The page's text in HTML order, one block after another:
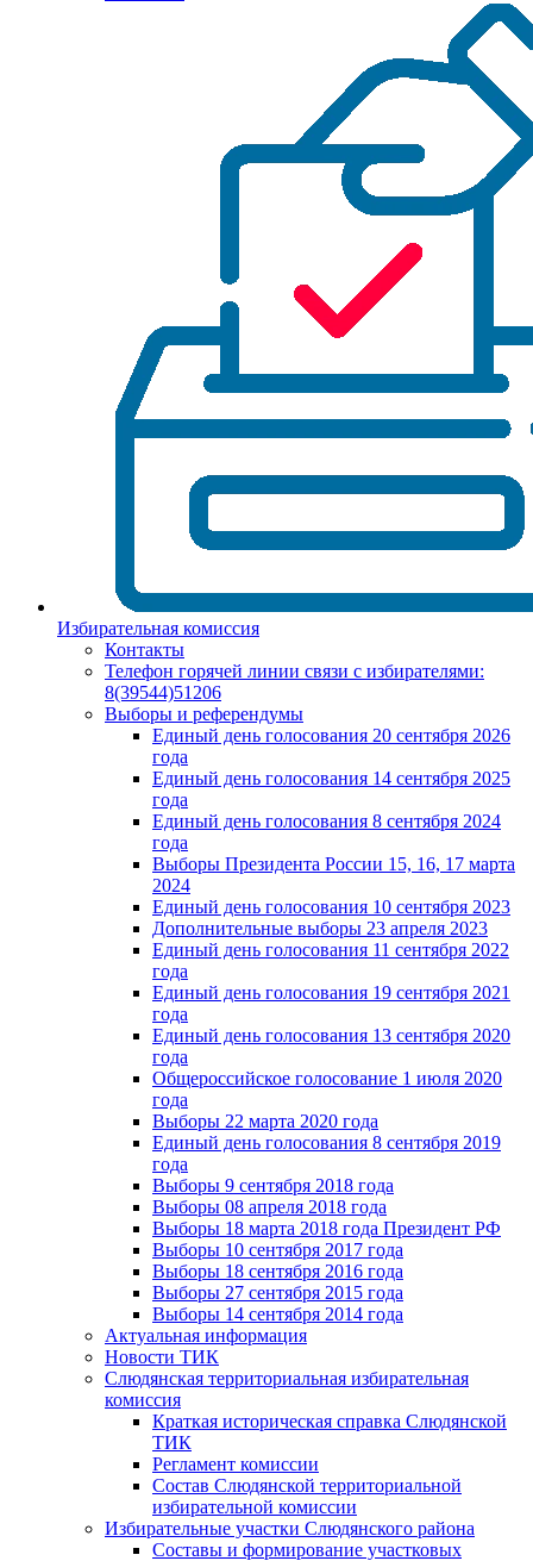
Избирательная комиссия
Контакты
Телефон горячей линии связи с избирателями:
8(39544)51206
Выборы и референдумы
Единый день голосования 20 сентября 2026
года
Единый день голосования 14 сентября 2025
года
Единый день голосования 8 сентября 2024
года
Выборы Президента России 15, 16, 17 марта
2024
Единый день голосования 10 сентября 2023
Дополнительные выборы 23 апреля 2023
Единый день голосования 11 сентября 2022
года
Единый день голосования 19 сентября 2021
года
Единый день голосования 13 сентября 2020
года
Общероссийское голосование 1 июля 2020
года
Выборы 22 марта 2020 года
Единый день голосования 8 сентября 2019
года
Выборы 9 сентября 2018 года
Выборы 08 апреля 2018 года
Выборы 18 марта 2018 года Президент РФ
Выборы 10 сентября 2017 года
Выборы 18 сентября 2016 года
Выборы 27 сентября 2015 года
Выборы 14 сентября 2014 года
Актуальная информация
Новости ТИК
Слюдянская территориальная избирательная
комиссия
Краткая историческая справка Слюдянской
ТИК
Регламент комиссии
Состав Слюдянской территориальной
избирательной комиссии
Избирательные участки Слюдянского района
Составы и формирование участковых